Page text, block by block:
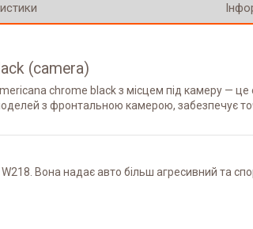
(camera)
chrome black з місцем під камеру — це
з фронтальною камерою, забезпечує
Вона надає авто більш агресивний та